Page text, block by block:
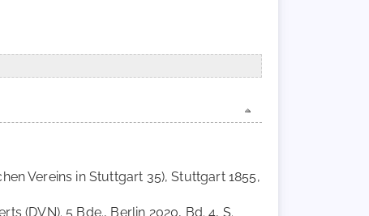
Vereins in Stuttgart 35), Stuttgart 1855,
(DVN). 5 Bde., Berlin 2020, Bd. 4, S.